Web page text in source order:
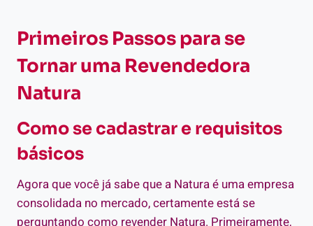
Primeiros Passos para se
Tornar uma Revendedora
Natura
Como se cadastrar e requisitos
básicos
Agora que você já sabe que a Natura é uma empresa
consolidada no mercado, certamente está se
perguntando como revender Natura. Primeiramente,